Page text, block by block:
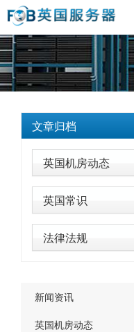
文章归档
英国机房动态
英国常识
法律法规
新闻资讯
英国机房动态